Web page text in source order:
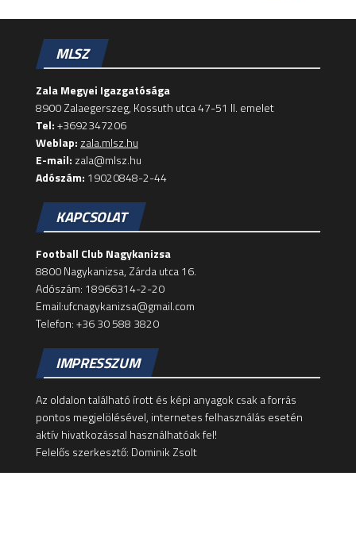
MLSZ
Zala Megyei Igazgatósága
8900 Zalaegerszeg, Kossuth utca 47-51 II. emelet
Tel:+3692347206
Weblap: zala.mlsz.hu
E-mail: zala@mlsz.hu
Adószám: 19020848-2-44
KAPCSOLAT
Football Club Nagykanizsa
8800 Nagykanizsa, Zárda utca 16.
Adószám: 18966314-2-20
Email:ufcnagykanizsa@gmail.com
Telefon: +36 30 588 3820
IMPRESSZUM
Az oldalon található írott és képi anyagok csak a forrás
pontos megjelölésével, internetes felhasználás esetén
aktív hivatkozással használhatóak fel!
Felelős szerkesztő: Dominik Zsolt